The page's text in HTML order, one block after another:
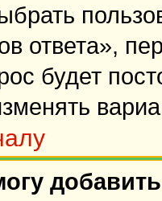
ответа»,
будет